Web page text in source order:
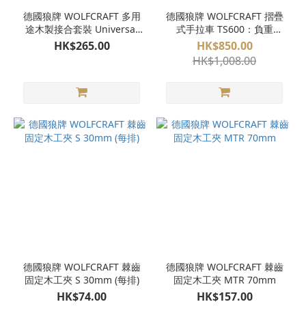
德國狼牌 WOLFCRAFT 多用
途木製接合套裝 Universal
Wood Joint Box
HK$265.00
德國狼牌 WOLFCRAFT 摺疊
式手拉車 TS600：負重
70KG
HK$850.00
HK$1,008.00
德國狼牌 WOLFCRAFT 棘齒
固定木工夾 S 30mm (每排)
HK$74.00
德國狼牌 WOLFCRAFT 棘齒
固定木工夾 MTR 70mm
HK$157.00